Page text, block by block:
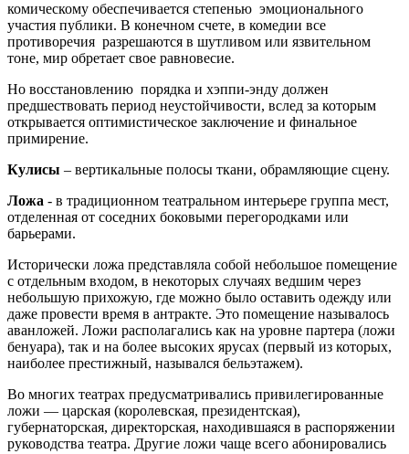
комическому обеспечивается степенью эмоционального
участия публики. В конечном счете, в комедии все
противоречия разрешаются в шутливом или язвительном
тоне, мир обретает свое равновесие.
Но восстановлению порядка и хэппи-энду должен
предшествовать период неустойчивости, вслед за которым
открывается оптимистическое заключение и финальное
примирение.
Кулисы – вертикальные полосы ткани, обрамляющие сцену.
Ложа - в традиционном театральном интерьере группа мест,
отделенная от соседних боковыми перегородками или
барьерами.
Исторически ложа представляла собой небольшое помещение
с отдельным входом, в некоторых случаях ведшим через
небольшую прихожую, где можно было оставить одежду или
даже провести время в антракте. Это помещение называлось
аванложей. Ложи располагались как на уровне партера (ложи
бенуара), так и на более высоких ярусах (первый из которых,
наиболее престижный, назывался бельэтажем).
Во многих театрах предусматривались привилегированные
ложи — царская (королевская, президентская),
губернаторская, директорская, находившаяся в распоряжении
руководства театра. Другие ложи чаще всего абонировались